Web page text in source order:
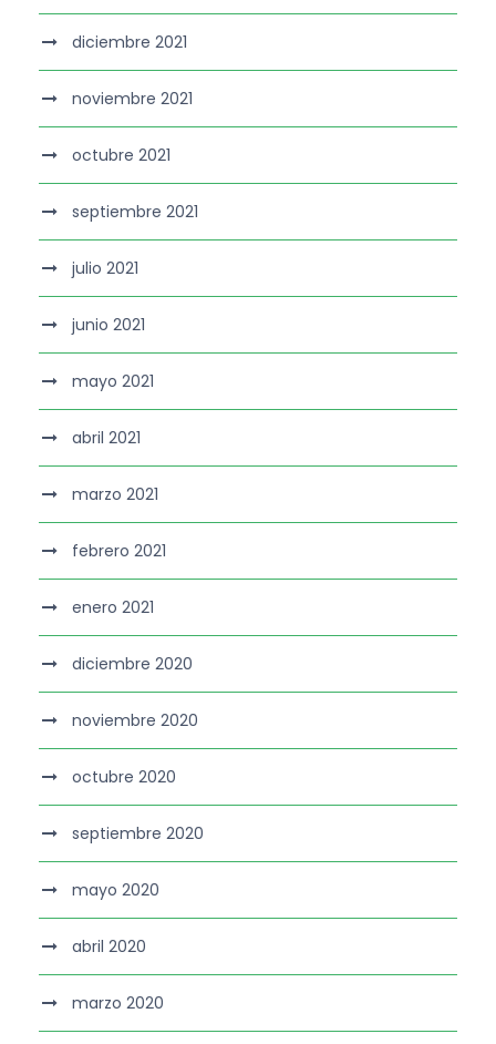
diciembre 2021
noviembre 2021
octubre 2021
septiembre 2021
julio 2021
junio 2021
mayo 2021
abril 2021
marzo 2021
febrero 2021
enero 2021
diciembre 2020
noviembre 2020
octubre 2020
septiembre 2020
mayo 2020
abril 2020
marzo 2020